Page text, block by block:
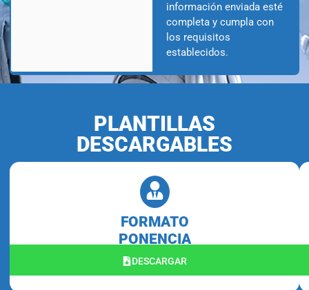
información enviada esté
completa y cumpla con
los requisitos
establecidos.
PLANTILLAS
DESCARGABLES
FORMATO
PONENCIA
DESCARGAR